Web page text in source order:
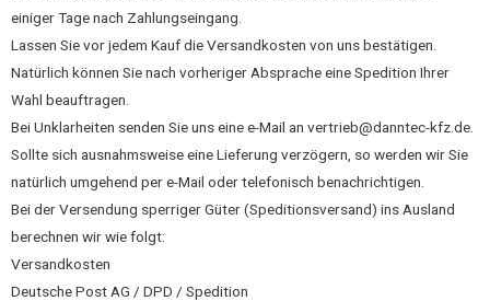
einiger Tage nach Zahlungseingang.
Lassen Sie vor jedem Kauf die Versandkosten von uns bestätigen.
Natürlich können Sie nach vorheriger Absprache eine Spedition Ihrer
Wahl beauftragen.
Bei Unklarheiten senden Sie uns eine e-Mail an vertrieb@danntec-kfz.de.
Sollte sich ausnahmsweise eine Lieferung verzögern, so werden wir Sie
natürlich umgehend per e-Mail oder telefonisch benachrichtigen.
Bei der Versendung sperriger Güter (Speditionsversand) ins Ausland
berechnen wir wie folgt:
Versandkosten
Deutsche Post AG / DPD / Spedition